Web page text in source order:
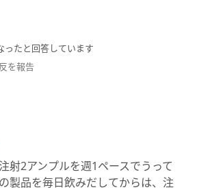
ったと回答しています
を報告
射2アンプルを週1ペースでうって
製品を毎日飲みだしてからは、注